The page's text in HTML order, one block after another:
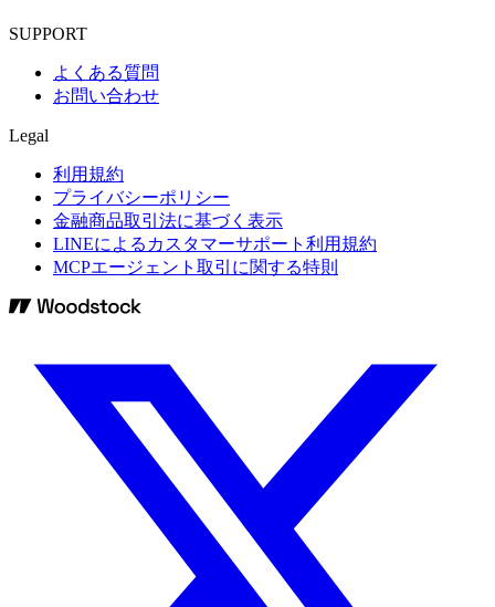
SUPPORT
よくある質問
お問い合わせ
Legal
利用規約
プライバシーポリシー
金融商品取引法に基づく表示
LINEによるカスタマーサポート利用規約
MCPエージェント取引に関する特則